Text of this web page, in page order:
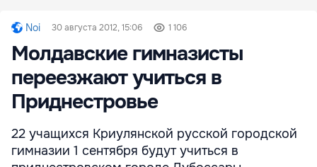
Noi 30 августа 2012, 15:06 1 106
Молдавские гимназисты
переезжают учиться в
Приднестровье
22 учащихся Криулянской русской городской
гимназии 1 сентября будут учиться в